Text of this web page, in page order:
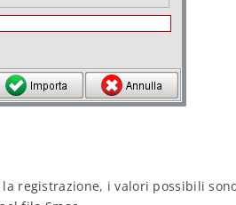
registrazione, i valori possibili